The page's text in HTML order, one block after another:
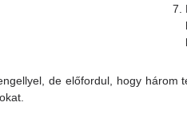
de előfordul, hogy